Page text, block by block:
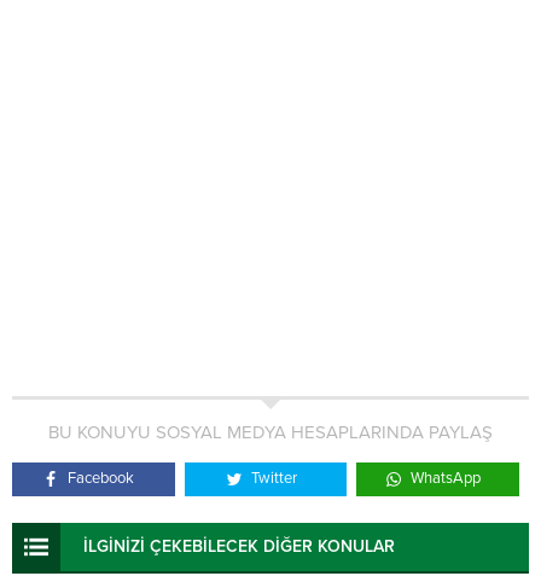
BU KONUYU SOSYAL MEDYA HESAPLARINDA PAYLAŞ
Facebook Twitter WhatsApp
İLGİNİZİ ÇEKEBİLECEK DİĞER KONULAR